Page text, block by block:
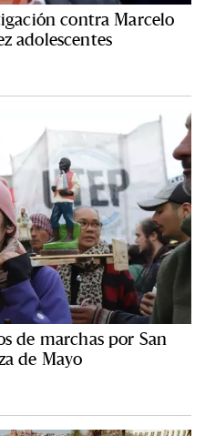
contra Marcelo
adolescentes
de marchas por San
de Mayo